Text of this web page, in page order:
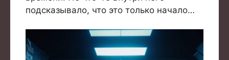
подсказывало, что это только начало…